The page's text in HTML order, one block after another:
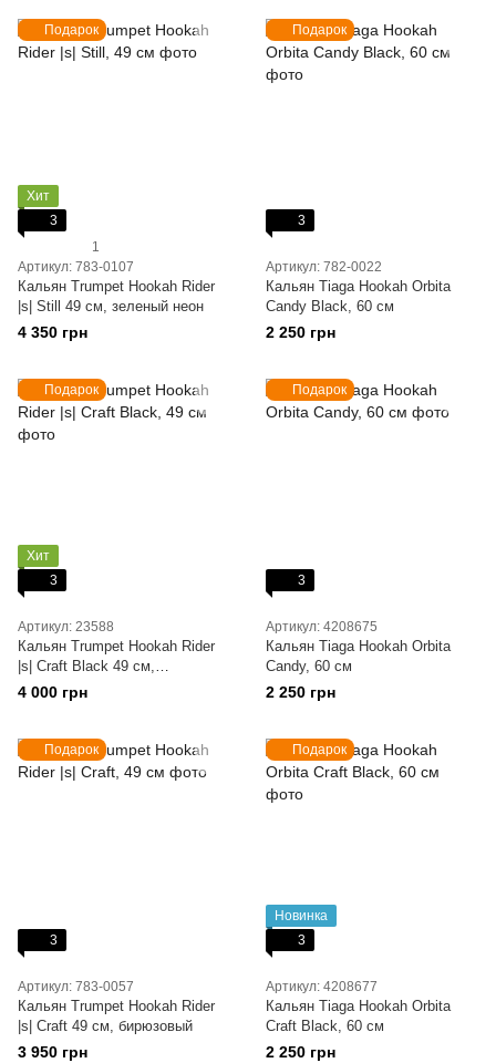
Подарок
Хит
3
1
Артикул: 783-0107
Кальян Trumpet Hookah Rider
|s| Still 49 см, зеленый неон
4 350 грн
Подарок
3
Артикул: 782-0022
Кальян Tiaga Hookah Orbita
Candy Black, 60 см
2 250 грн
Подарок
Хит
3
Артикул: 23588
Кальян Trumpet Hookah Rider
|s| Craft Black 49 см,
бирюзовый
4 000 грн
Подарок
3
Артикул: 4208675
Кальян Tiaga Hookah Orbita
Candy, 60 см
2 250 грн
Подарок
3
Артикул: 783-0057
Кальян Trumpet Hookah Rider
|s| Craft 49 см, бирюзовый
3 950 грн
Подарок
Новинка
3
Артикул: 4208677
Кальян Tiaga Hookah Orbita
Craft Black, 60 см
2 250 грн